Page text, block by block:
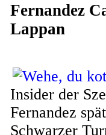
Fernandez
Lappan
Insider der
Fernandez
Schwarzer